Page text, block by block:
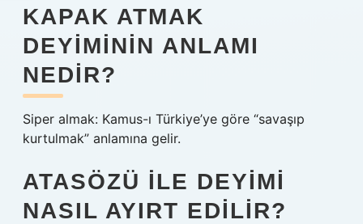
KAPAK ATMAK
DEYIMININ ANLAMI
NEDIR?
Siper almak: Kamus-ı Türkiye’ye göre “savaşıp
kurtulmak” anlamına gelir.
ATASÖZÜ ILE DEYIMI
NASIL AYIRT EDILIR?